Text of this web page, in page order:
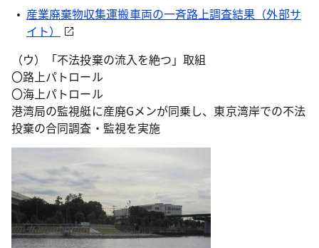
産業廃棄物収集運搬車両の一斉路上調査結果（外部サ
イト）
（ウ）「不法投棄の流入を絶つ」取組
〇路上パトロール
〇海上パトロール
港湾局の監視艇に産廃Gメンが同乗し、東京湾岸での不法
投棄の合同調査・監視を実施